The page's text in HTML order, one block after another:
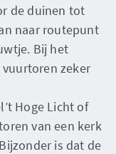
de duinen tot
naar routepunt
Bij het
zeker
Hoge Licht of
van een kerk
is dat de